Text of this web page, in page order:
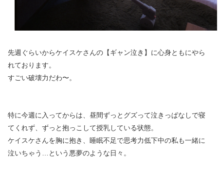
先週ぐらいからケイスケさんの【ギャン泣き】に心身ともにやら
れております。
すごい破壊力だわ〜。
特に今週に入ってからは、昼間ずっとグズって泣きっぱなしで寝
てくれず、ずっと抱っこして授乳している状態。
ケイスケさんを胸に抱き、睡眠不足で思考力低下中の私も一緒に
泣いちゃう…という悪夢のような日々。